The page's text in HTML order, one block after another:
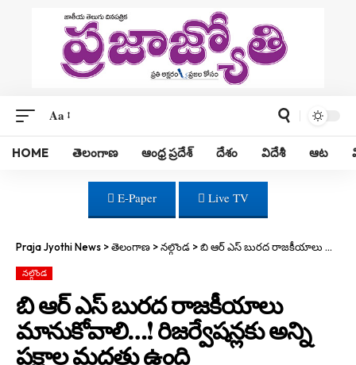
Aa
HOME తెలంగాణ ఆంధ్ర ప్రదేశ్ దేశం విదేశీ ఆట
E-Paper Live TV
Praja Jyothi News >తెలంగాణ >నల్గొండ >బి ఆర్ ఎస్ బురద రాజకీయాలు మానుకోవాలి…! రిజర్వేషన్లకు అన్ని పక్షాల మద్దతు ఉంది
నల్గొండ
బి ఆర్ ఎస్ బురద రాజకీయాలు
మానుకోవాలి…! రిజర్వేషన్లకు అన్ని
పక్షాల మద్దతు ఉంది